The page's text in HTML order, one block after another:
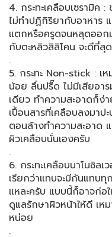
4. กระทะเคลือบเซรามิ
ไม่ทำปฏิกิริยากับอาหาร
แตกหรือครูดจนหลุดออก
กับตะหลิวสิลิโคน​ จะดีที่สุ
.
5. กระทะ Non-stick : เ
น้อย ลื่นปรื๊ด​ ไม่มีเสียอา
เดียว ทำความสะอาดก็ง่
เปื้อนสารที่เคลือบลงมาป
ตอนล้างทำความสะอาด​
ผิวเคลือบนั่นเองครับ
.
6. กระทะเคลือบนาโนซิล
เรียกว่าแทบจะมีกันแทบทุ
แหละครับ​ แบบนี้ก็อาจก่อ
ดูแลรักษาผิวหน้าให้ดี​ เห
หน่อย
.